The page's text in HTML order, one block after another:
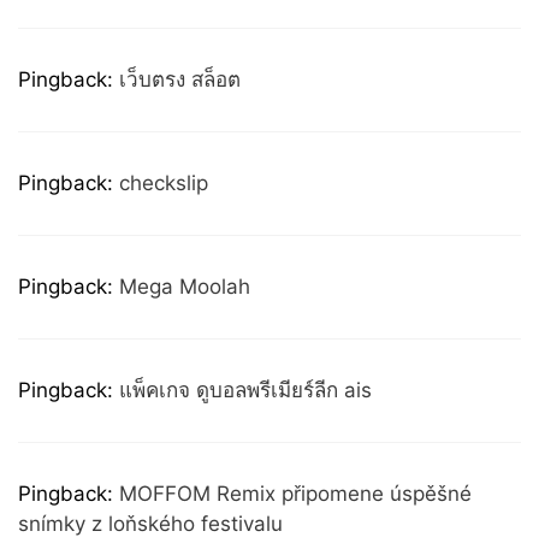
Pingback: เว็บตรง สล็อต
Pingback: checkslip
Pingback: Mega Moolah
Pingback: แพ็คเกจ ดูบอลพรีเมียร์ลีก ais
Pingback: MOFFOM Remix připomene úspěšné
snímky z loňského festivalu